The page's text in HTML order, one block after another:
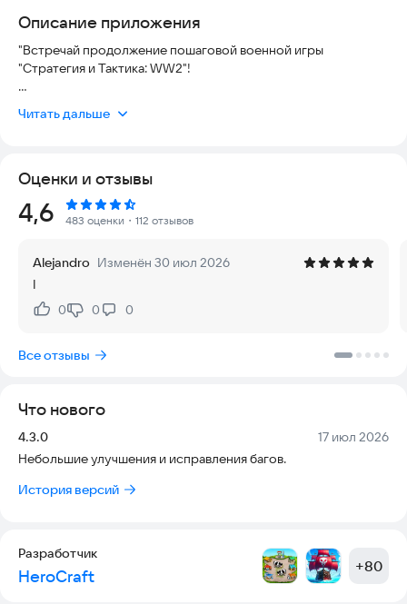
Описание приложения
"Встречай продолжение пошаговой военной игры
"Стратегия и Тактика: WW2"!
гранд стратегия, в которую можно играть оффлайн без
сеттинге Вторая Мировая Война.
Как и в лучших ПК 4х исторических военных играх ты
сможешь возглавить одну из стран (от небольшого
государства до сверхдержавы) и привести ее к мировому
экономику, науку, а также впервые в серии - Дипломатию!
Веди политические игры, заключай союзы, отправляй
союзникам ресурсы и войска, стравливай соседей, если
хочешь - предавай и бей в спину.
Парадокс, но в этой офлайн TBS ты можешь заставить врага
Как полководец, ты будешь управлять пехотой и танками,
истребителями и бомбардировщиками, флотом и
Как глава государства ты будешь выбирать лидеров для
своего народа. Тебе решать, кого назначать: генералов,
хардкора или играй в свое удовольствие как в игре-
песочнице.
Читать дальше
Оценки и отзывы
Рейтинг:
4,6 483 оценки ・112 отзывов
Alejandro Изменён 30 июл 2026
I
Нравится:
0Не нравится:
0 0
Все отзывы
Что нового
Версия:
4.3.0 Дата:
17 июл 2026
Небольшие улучшения и исправления багов.
История версий
Разработчик
HeroCraft +80